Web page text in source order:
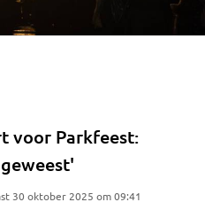
voor Parkfeest:
30 oktober 2025 om 09:41